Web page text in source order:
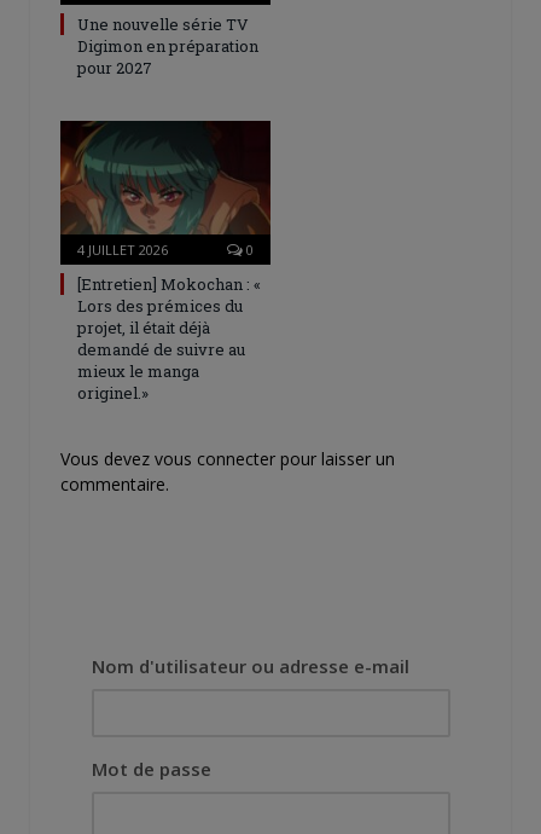
Une nouvelle série TV
Digimon en préparation
pour 2027
4 JUILLET 2026 0
[Entretien] Mokochan : «
Lors des prémices du
projet, il était déjà
demandé de suivre au
mieux le manga
originel.»
Vous devez vous connecter pour laisser un
commentaire.
Nom d'utilisateur ou adresse e-mail
Mot de passe